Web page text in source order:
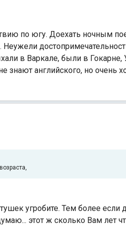
по югу. Доехать ночным
в Варкале, были в Гокарне,
знают английского, но очень
угробите. Тем более
этот ж сколько Вам лет